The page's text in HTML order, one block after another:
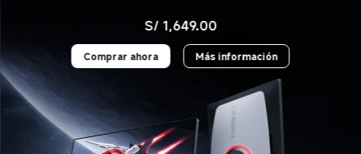
S/ 1,649.00
Current Price S/ 1649
Comprar ahora
Más información